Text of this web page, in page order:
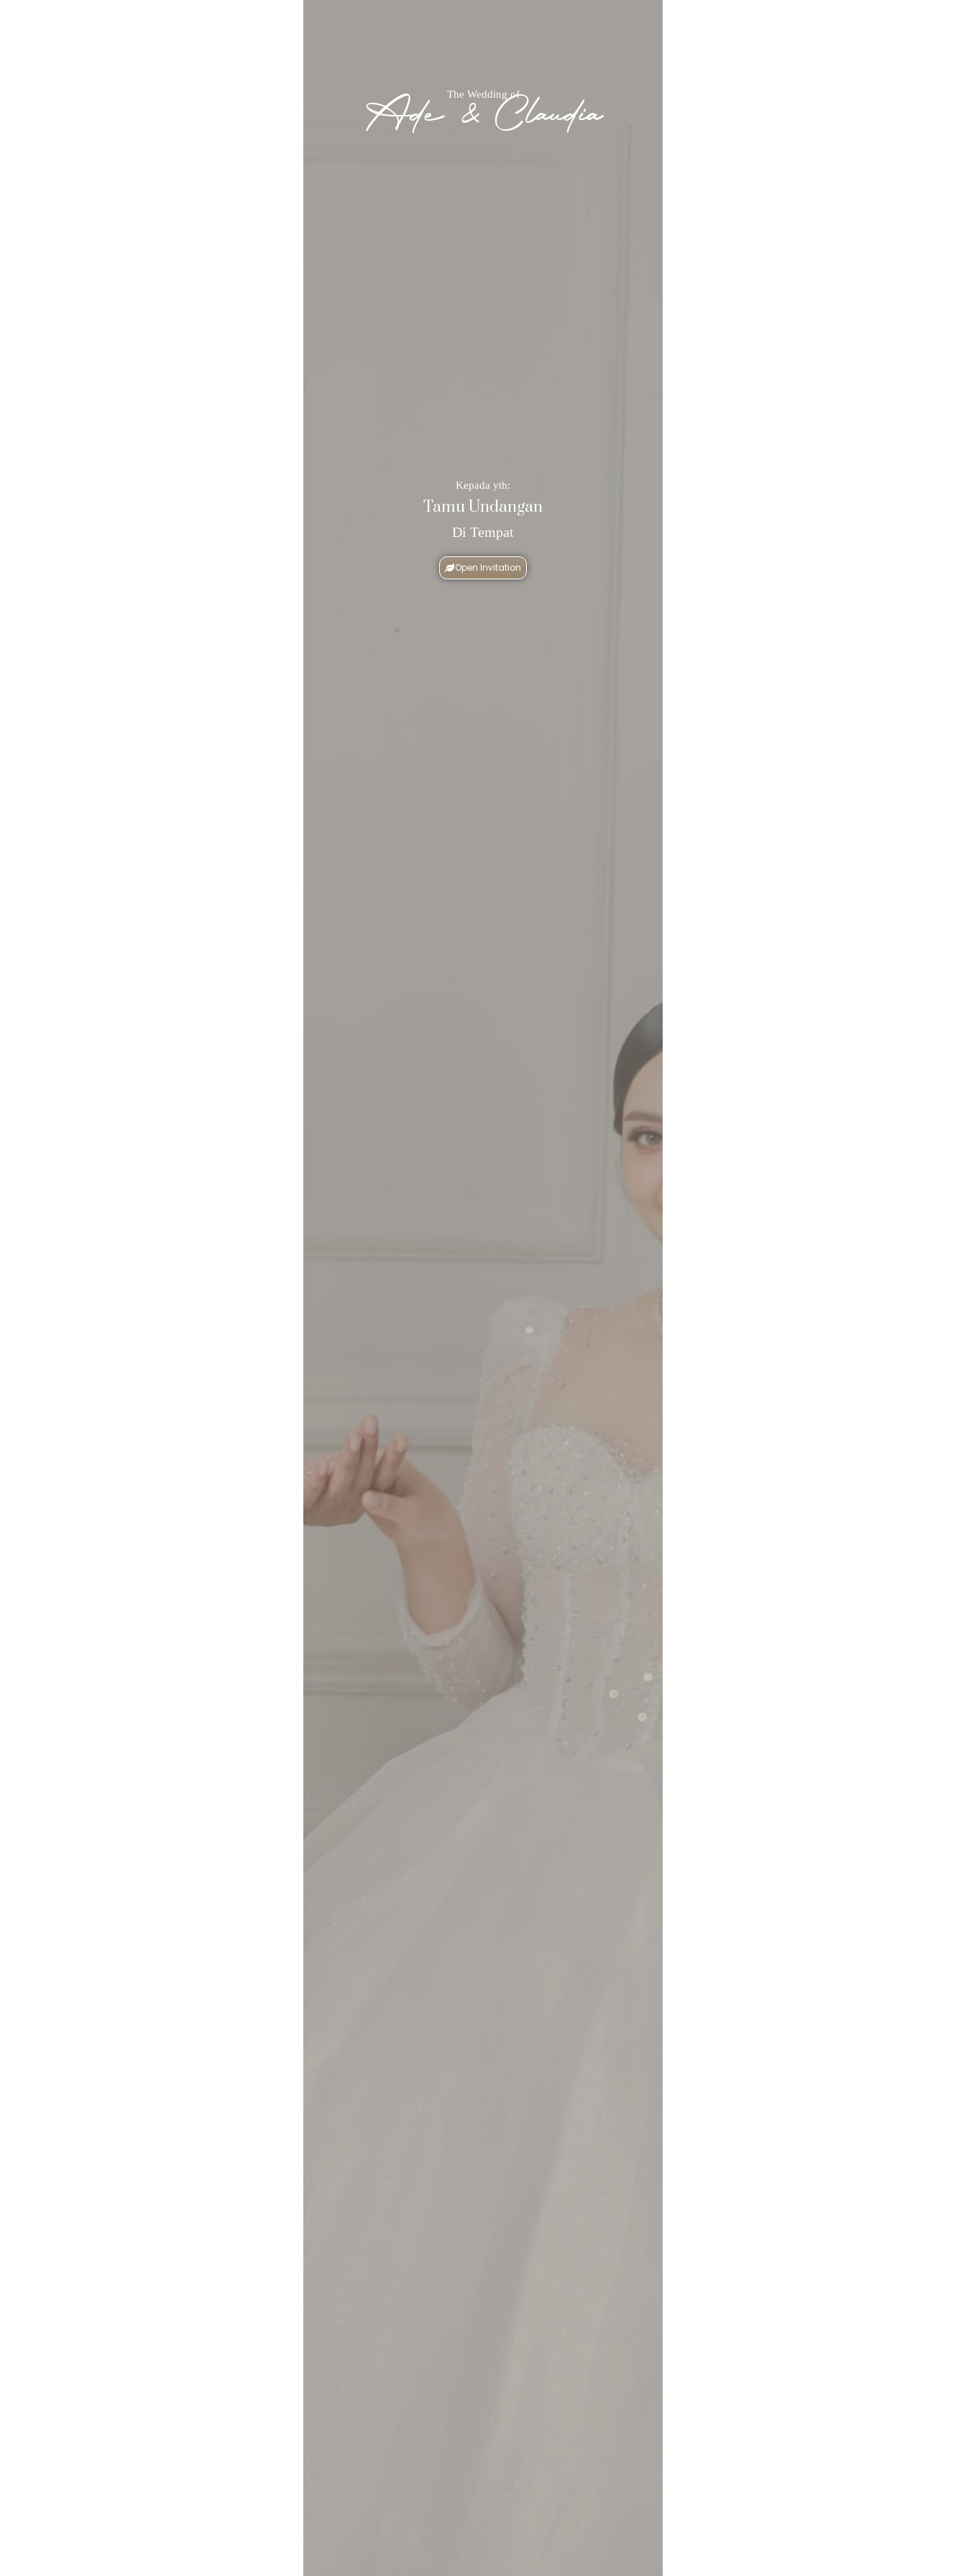
The Wedding of
Ade & Claudia
Kepada yth:
Tamu Undangan
Di Tempat
Open Invitation